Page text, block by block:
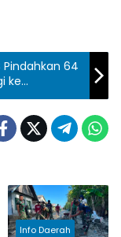
Pindahkan 64
ke
Info Daerah